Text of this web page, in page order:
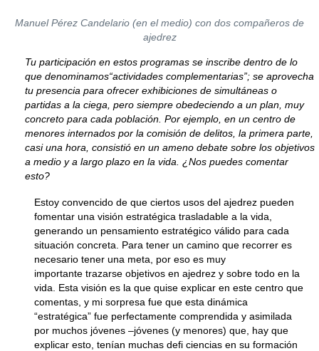
Manuel Pérez Candelario (en el medio) con dos compañeros de
ajedrez
Tu participación en estos programas se inscribe dentro de lo
que denominamos“actividades complementarias”; se aprovecha
tu presencia para ofrecer exhibiciones de simultáneas o
partidas a la ciega, pero siempre obedeciendo a un plan, muy
concreto para cada población. Por ejemplo, en un centro de
menores internados por la comisión de delitos, la primera parte,
casi una hora, consistió en un ameno debate sobre los objetivos
a medio y a largo plazo en la vida. ¿Nos puedes comentar
esto?
Estoy convencido de que ciertos usos del ajedrez pueden
fomentar una visión estratégica trasladable a la vida,
generando un pensamiento estratégico válido para cada
situación concreta. Para tener un camino que recorrer es
necesario tener una meta, por eso es muy
importante trazarse objetivos en ajedrez y sobre todo en la
vida. Esta visión es la que quise explicar en este centro que
comentas, y mi sorpresa fue que esta dinámica
“estratégica” fue perfectamente comprendida y asimilada
por muchos jóvenes –jóvenes (y menores) que, hay que
explicar esto, tenían muchas defi ciencias en su formación